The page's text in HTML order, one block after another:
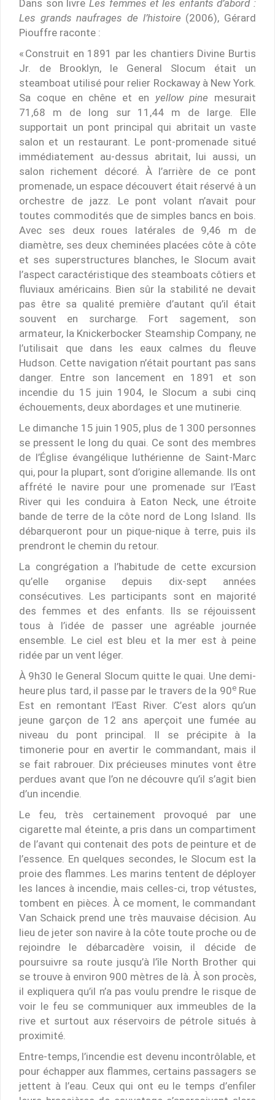
Dans son livre Les femmes et les enfants d’abord :
Les grands naufrages de l’histoire (2006), Gérard
Piouffre raconte :
« Construit en 1891 par les chantiers Divine Burtis
Jr. de Brooklyn, le General Slocum était un
steamboat utilisé pour relier Rockaway à New York.
Sa coque en chêne et en yellow pine mesurait
71,68 m de long sur 11,44 m de large. Elle
supportait un pont principal qui abritait un vaste
salon et un restaurant. Le pont-promenade situé
immédiatement au-dessus abritait, lui aussi, un
salon richement décoré. À l’arrière de ce pont
promenade, un espace découvert était réservé à un
orchestre de jazz. Le pont volant n’avait pour
toutes commodités que de simples bancs en bois.
Avec ses deux roues latérales de 9,46 m de
diamètre, ses deux cheminées placées côte à côte
et ses superstructures blanches, le Slocum avait
l’aspect caractéristique des steamboats côtiers et
fluviaux américains. Bien sûr la stabilité ne devait
pas être sa qualité première d’autant qu’il était
souvent en surcharge. Fort sagement, son
armateur, la Knickerbocker Steamship Company, ne
l’utilisait que dans les eaux calmes du fleuve
Hudson. Cette navigation n’était pourtant pas sans
danger. Entre son lancement en 1891 et son
incendie du 15 juin 1904, le Slocum a subi cinq
échouements, deux abordages et une mutinerie.
Le dimanche 15 juin 1905, plus de 1 300 personnes
se pressent le long du quai. Ce sont des membres
de l’Église évangélique luthérienne de Saint-Marc
qui, pour la plupart, sont d’origine allemande. Ils ont
affrété le navire pour une promenade sur l’East
River qui les conduira à Eaton Neck, une étroite
bande de terre de la côte nord de Long Island. Ils
débarqueront pour un pique-nique à terre, puis ils
prendront le chemin du retour.
La congrégation a l’habitude de cette excursion
qu’elle organise depuis dix-sept années
consécutives. Les participants sont en majorité
des femmes et des enfants. Ils se réjouissent
tous à l’idée de passer une agréable journée
ensemble. Le ciel est bleu et la mer est à peine
ridée par un vent léger.
À 9h30 le General Slocum quitte le quai. Une demi-
heure plus tard, il passe par le travers de la 90eRue
Est en remontant l’East River. C’est alors qu’un
jeune garçon de 12 ans aperçoit une fumée au
niveau du pont principal. Il se précipite à la
timonerie pour en avertir le commandant, mais il
se fait rabrouer. Dix précieuses minutes vont être
perdues avant que l’on ne découvre qu’il s’agit bien
d’un incendie.
Le feu, très certainement provoqué par une
cigarette mal éteinte, a pris dans un compartiment
de l’avant qui contenait des pots de peinture et de
l’essence. En quelques secondes, le Slocum est la
proie des flammes. Les marins tentent de déployer
les lances à incendie, mais celles-ci, trop vétustes,
tombent en pièces. À ce moment, le commandant
Van Schaick prend une très mauvaise décision. Au
lieu de jeter son navire à la côte toute proche ou de
rejoindre le débarcadère voisin, il décide de
poursuivre sa route jusqu’à l’île North Brother qui
se trouve à environ 900 mètres de là. À son procès,
il expliquera qu’il n’a pas voulu prendre le risque de
voir le feu se communiquer aux immeubles de la
rive et surtout aux réservoirs de pétrole situés à
proximité.
Entre-temps, l’incendie est devenu incontrôlable, et
pour échapper aux flammes, certains passagers se
jettent à l’eau. Ceux qui ont eu le temps d’enfiler